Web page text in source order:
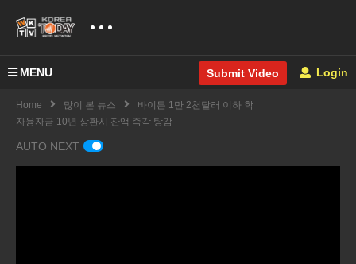
MENU Submit Video Login
Home 많이 본 뉴스
바이든 1만 2천달러 이하 학
자융자금 10년 상환시 잔액 즉각 탕감
AUTO NEXT